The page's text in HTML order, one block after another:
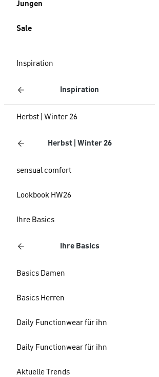
Jungen
Sale
Inspiration
Inspiration
Herbst | Winter 26
Herbst | Winter 26
sensual comfort
Lookbook HW26
Ihre Basics
Ihre Basics
Basics Damen
Basics Herren
Daily Functionwear für ihn
Daily Functionwear für ihn
Aktuelle Trends